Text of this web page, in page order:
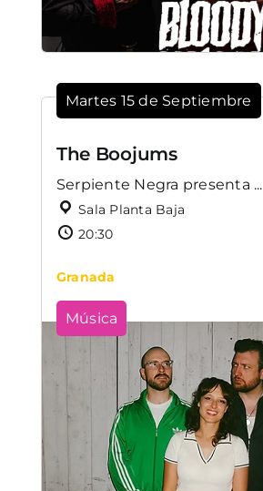
Martes 15 de Septiembre
The Boojums
Serpiente Negra presenta ...
Sala Planta Baja
20:30
Granada
Música